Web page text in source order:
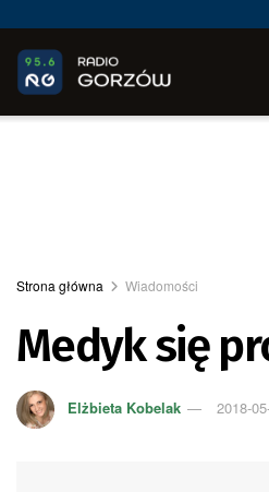
Strona główna Wiadomości
Medyk się
Elżbieta Kobelak 2018-